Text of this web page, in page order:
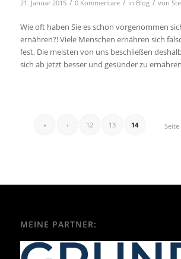
21. Januar 2015 / 0 Kommentare / in Blog / von
Wie oft haben Sie es schon vorgenommen
ernähren?! Viele Menschen ernähren sich
fest. Die meisten von uns beschließen
sich ab jetzt besser und gesünder zu
« ‹ 12 13 14
MEINE PARTNER: